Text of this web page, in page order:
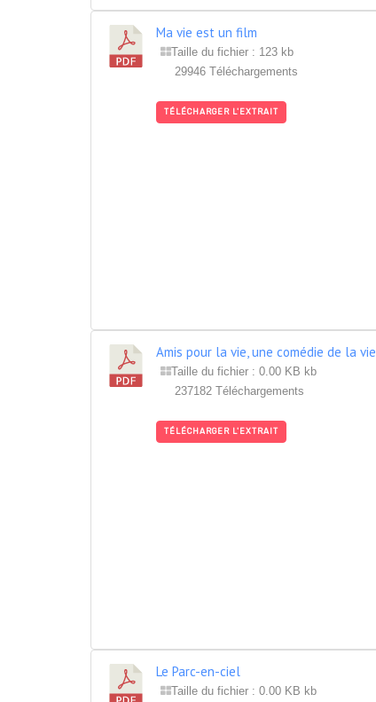
Ma vie est un film
Taille du fichier : 123 kb
29946 Téléchargements
TÉLÉCHARGER L'EXTRAIT
Amis pour la vie, une comédie de la vie
Taille du fichier : 0.00 KB kb
237182 Téléchargements
TÉLÉCHARGER L'EXTRAIT
Le Parc-en-ciel
Taille du fichier : 0.00 KB kb